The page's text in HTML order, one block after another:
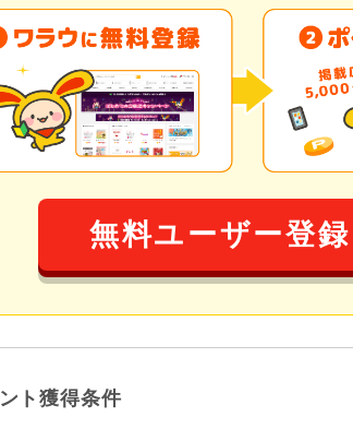
無料ユーザー登
ト獲得条件